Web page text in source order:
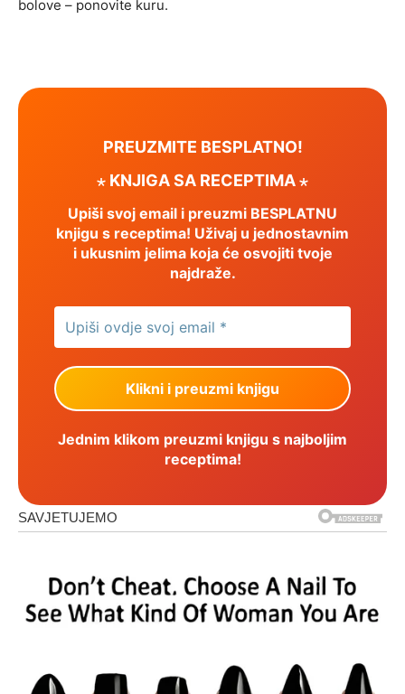
bolove – ponovite kuru.
PREUZMITE BESPLATNO!
⋆ KNJIGA SA RECEPTIMA ⋆
Upiši svoj email i preuzmi BESPLATNU
knjigu s receptima! Uživaj u jednostavnim
i ukusnim jelima koja će osvojiti tvoje
najdraže.
Jednim klikom preuzmi knjigu s najboljim
receptima!